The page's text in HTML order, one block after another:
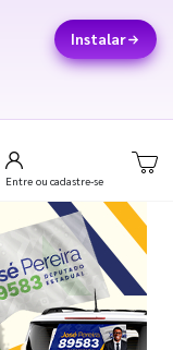
Instalar
Entre ou cadastre-se